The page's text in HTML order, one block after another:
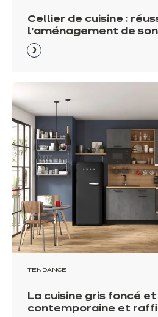
Cellier de cuisine :
l'aménagement de
TENDANCE
La cuisine gris foncé et
contemporaine et